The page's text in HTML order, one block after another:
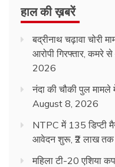
हाल की ख़बरें
बद्रीनाथ चढ़ावा चोरी
आरोपी गिरफ्तार, कमरे
2026
नंदा की चौकी पुल
August 8, 2026
NTPC में 135 डिप्टी
आवेदन शुरू, ₹2 लाख तक
महिला टी-20 एशिया